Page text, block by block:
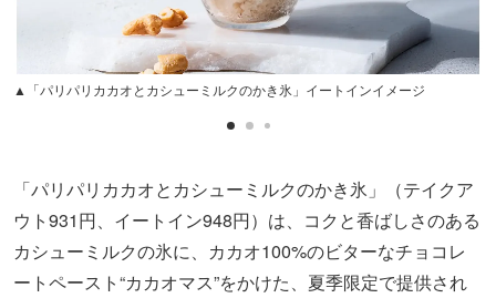
▲「パリパリカカオとカシューミルクのかき氷」イートインイメージ
「パリパリカカオとカシューミルクのかき氷」（テイクア
ウト931円、イートイン948円）は、コクと香ばしさのある
カシューミルクの氷に、カカオ100%のビターなチョコレ
ートペースト“カカオマス”をかけた、夏季限定で提供され